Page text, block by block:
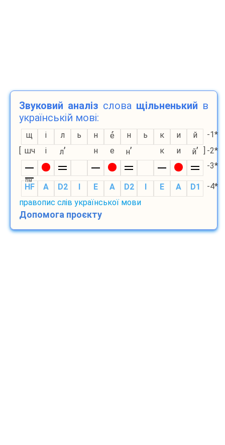
Звуковий аналіз слова щільненький в
українській мові:
щ і л ь н е н ь к и й
-1*
[ шч і л’ н е н’ к и й’ ] -2*
пм
-3*
HF A D2 I E A D2 I E A D1
-4*
правопис слів української мови
Допомога проєкту